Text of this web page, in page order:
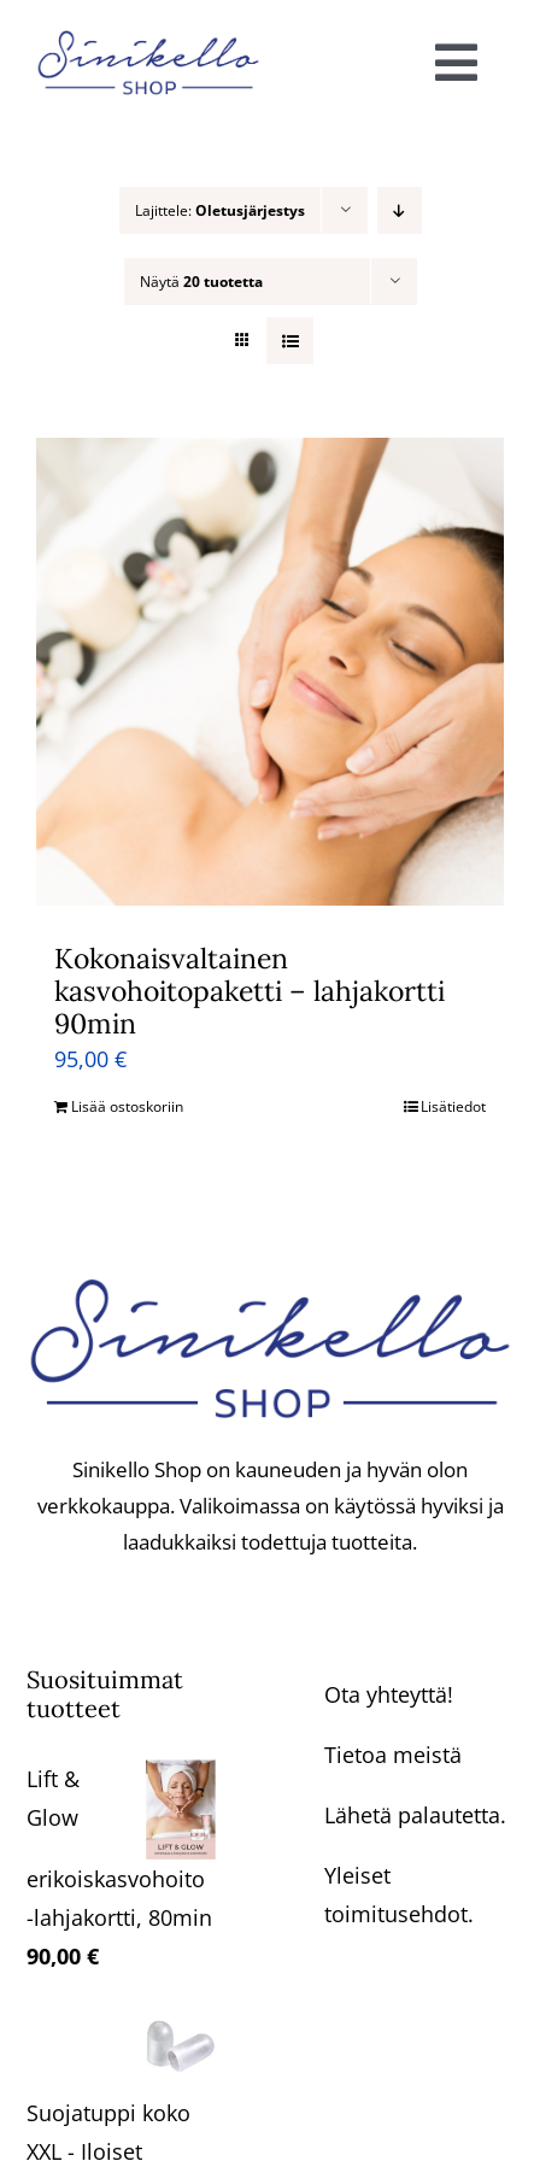
content
Lajittele:Oletusjärjestys
Näytä 20 tuotetta
Kokonaisvaltainen
kasvohoitopaketti – lahjakortti
90min
95,00 €
Lisää ostoskoriin Lisätiedot
Sinikello Shop on kauneuden ja hyvän olon
verkkokauppa. Valikoimassa on käytössä hyviksi ja
laadukkaiksi todettuja tuotteita.
Suosituimmat
tuotteet
Lift &
Glow
erikoiskasvohoito
-lahjakortti, 80min
90,00€
Suojatuppi koko
XXL - Iloiset
Ota yhteyttä!
Tietoa meistä
Lähetä palautetta.
Yleiset
toimitusehdot.